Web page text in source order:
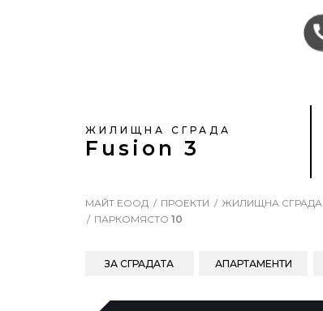
ЖИЛИЩНА СГРАДА
Fusion 3
МАЙТ ЕООД ПРОЕКТИ ЖИЛИЩНА СГРАДА
ПАРКОМЯСТО 10
ЗА СГРАДАТА АПАРТАМЕНТИ